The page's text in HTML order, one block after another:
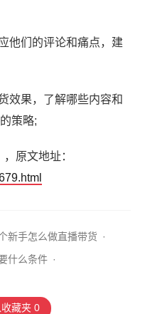
他们的评论和痛点，建
效果，了解哪些内容和
策略;
原文地址：
新手怎么做直播带货 ·
什么条件 ·
藏夹 0